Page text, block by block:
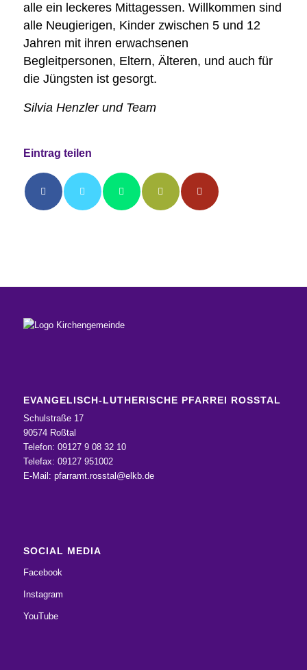
alle ein leckeres Mittagessen. Willkommen sind
alle Neugierigen, Kinder zwischen 5 und 12
Jahren mit ihren erwachsenen
Begleitpersonen, Eltern, Älteren, und auch für
die Jüngsten ist gesorgt.
Silvia Henzler und Team
Eintrag teilen
EVANGELISCH-LUTHERISCHE PFARREI ROSSTAL
Schulstraße 17
90574 Roßtal
Telefon: 09127 9 08 32 10
Telefax: 09127 951002
E-Mail: pfarramt.rosstal@elkb.de
SOCIAL MEDIA
Facebook
Instagram
YouTube